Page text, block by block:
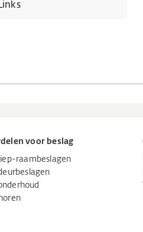
Links
voor beslag
raambeslagen